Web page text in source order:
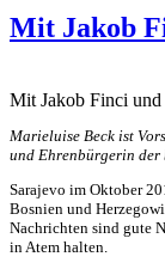
Mit Jakob
Mit Jakob Finci
Marieluise Beck ist
und Ehrenbürgerin der
Sarajevo im Oktober
Bosnien und
Nachrichten sind gute
in Atem halten.